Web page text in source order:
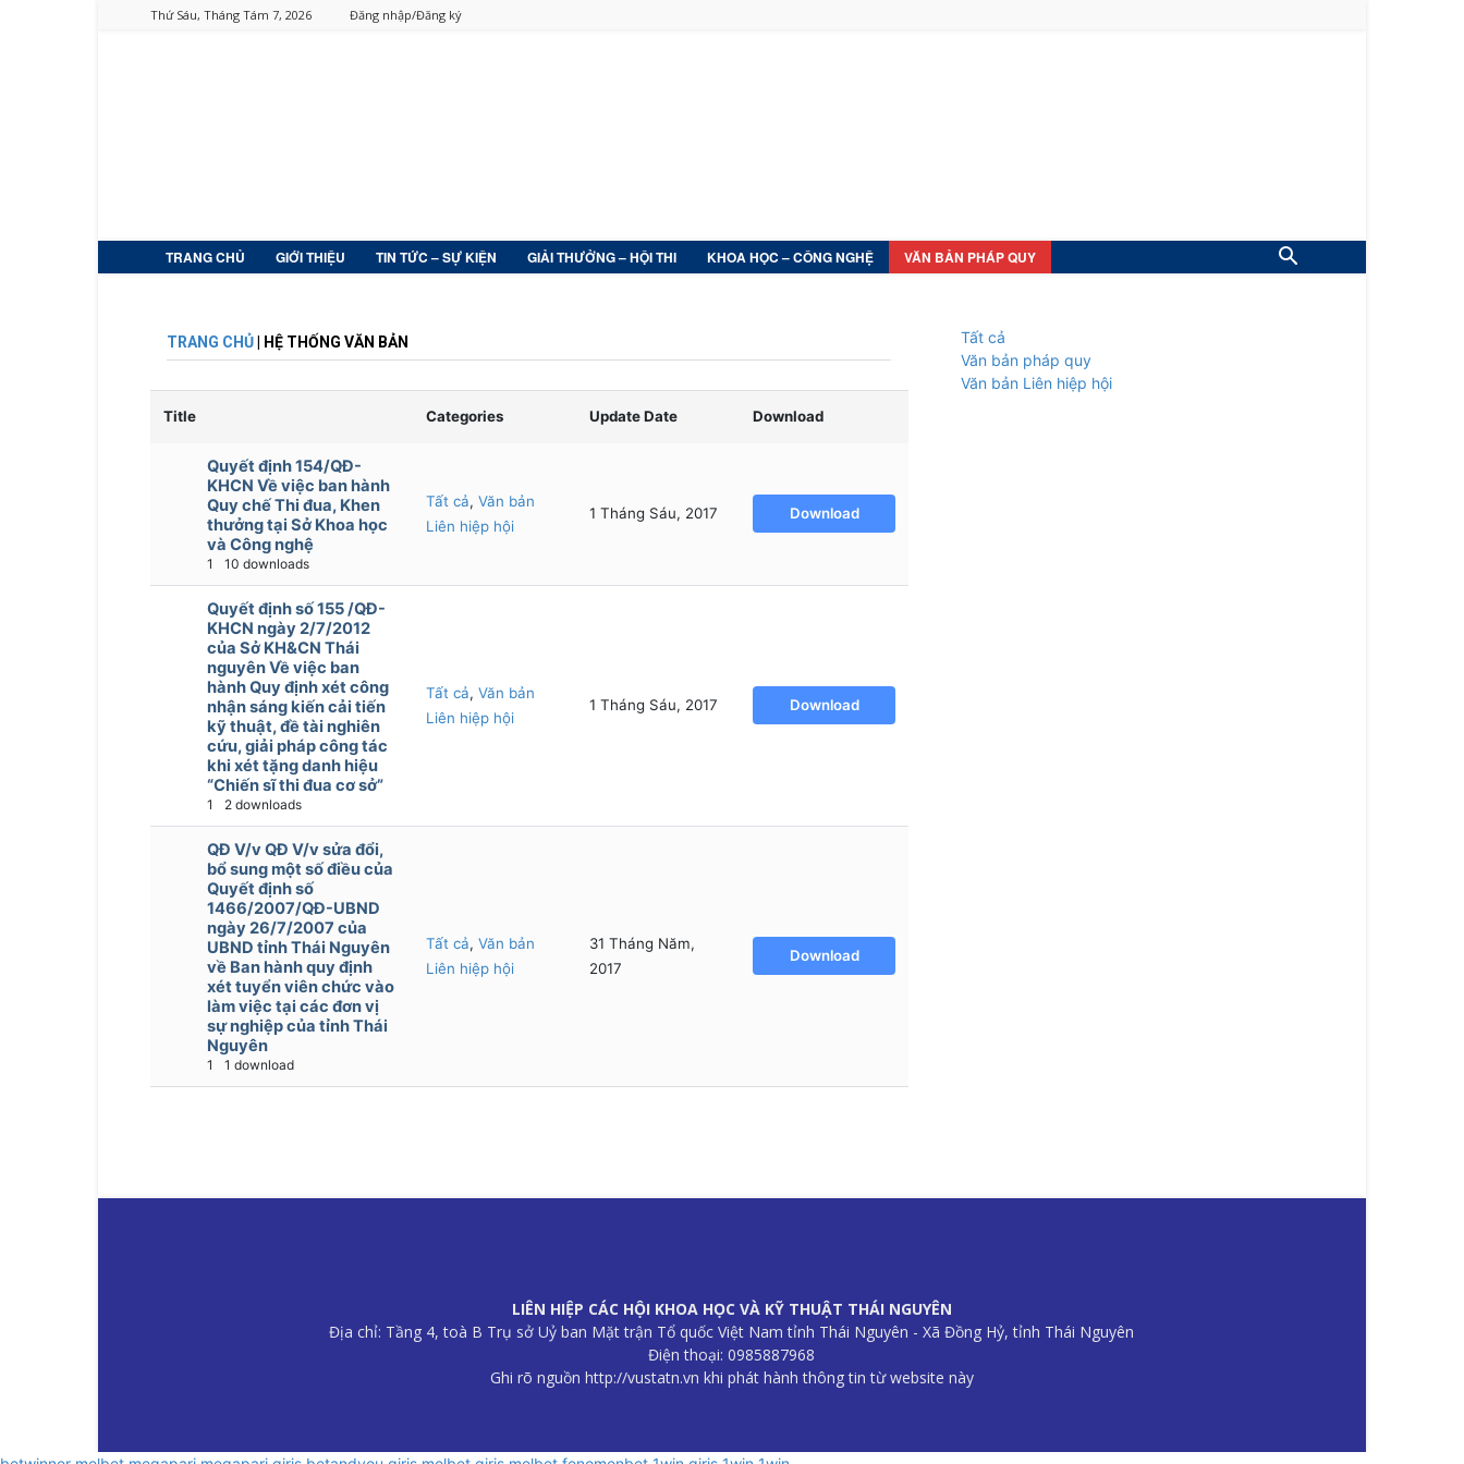
Thứ Sáu, Tháng Tám 7, 2026 Đăng nhập/Đăng ký
TRANG CHỦ GIỚI THIỆU TIN TỨC – SỰ KIỆN GIẢI THƯỞNG – HỘI THI KHOA HỌC – CÔNG NGHỆ VĂN BẢN PHÁP QUY
TRANG CHỦ | HỆ THỐNG VĂN BẢN
Title Categories Update Date Download
Quyết định 154/QĐ-
KHCN Về việc ban hành
Quy chế Thi đua, Khen
thưởng tại Sở Khoa học
và Công nghệ
1 10 downloads
Tất cả, Văn bản
Liên hiệp hội
1 Tháng Sáu, 2017 Download
Quyết định số 155 /QĐ-
KHCN ngày 2/7/2012
của Sở KH&CN Thái
nguyên Về việc ban
hành Quy định xét công
nhận sáng kiến cải tiến
kỹ thuật, đề tài nghiên
cứu, giải pháp công tác
khi xét tặng danh hiệu
“Chiến sĩ thi đua cơ sở”
1 2 downloads
Tất cả, Văn bản
Liên hiệp hội
1 Tháng Sáu, 2017 Download
QĐ V/v QĐ V/v sửa đổi,
bổ sung một số điều của
Quyết định số
1466/2007/QĐ-UBND
ngày 26/7/2007 của
UBND tỉnh Thái Nguyên
về Ban hành quy định
xét tuyển viên chức vào
làm việc tại các đơn vị
sự nghiệp của tỉnh Thái
Nguyên
1 1 download
Tất cả, Văn bản
Liên hiệp hội
31 Tháng Năm,
2017
Download
Tất cả
Văn bản pháp quy
Văn bản Liên hiệp hội
LIÊN HIỆP CÁC HỘI KHOA HỌC VÀ KỸ THUẬT THÁI NGUYÊN
Địa chỉ: Tầng 4, toà B Trụ sở Uỷ ban Mặt trận Tổ quốc Việt Nam tỉnh Thái Nguyên - Xã Đồng Hỷ, tỉnh Thái Nguyên
Điện thoại: 0985887968
Ghi rõ nguồn http://vustatn.vn khi phát hành thông tin từ website này